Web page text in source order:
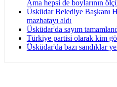
Ama hepsi de boylarının
Üsküdar Belediye Başkanı
mazbatayı aldı
Üsküdar'da sayım
Türkiye partisi olarak kim
Üsküdar'da bazı sandıklar